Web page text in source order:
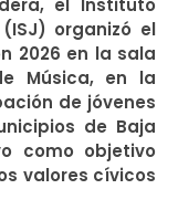
organizó el
2026 en la sala
Música, en la
de jóvenes
de Baja
como objetivo
valores cívicos